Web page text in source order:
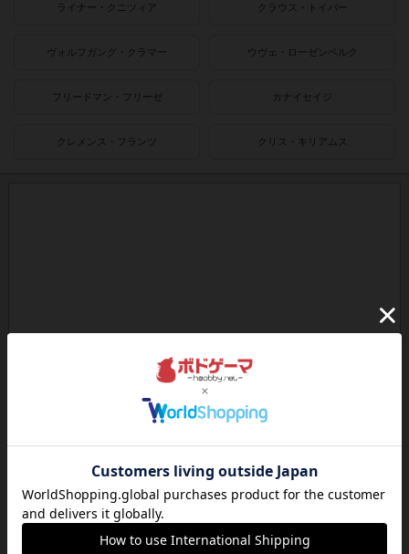
ライナー・クニツィア クラウス・トイバー
ヴォルフガング・クラマー ウヴェ・ローゼンベルク
フリードマン・フリーゼ カナイセイジ
クレメンス・フランツ クリス・キリアムス